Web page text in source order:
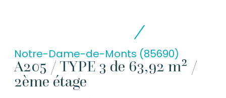
Notre-Dame-de-Monts (85690)
A205 / TYPE 3 de 63,92 m² /
2ème étage